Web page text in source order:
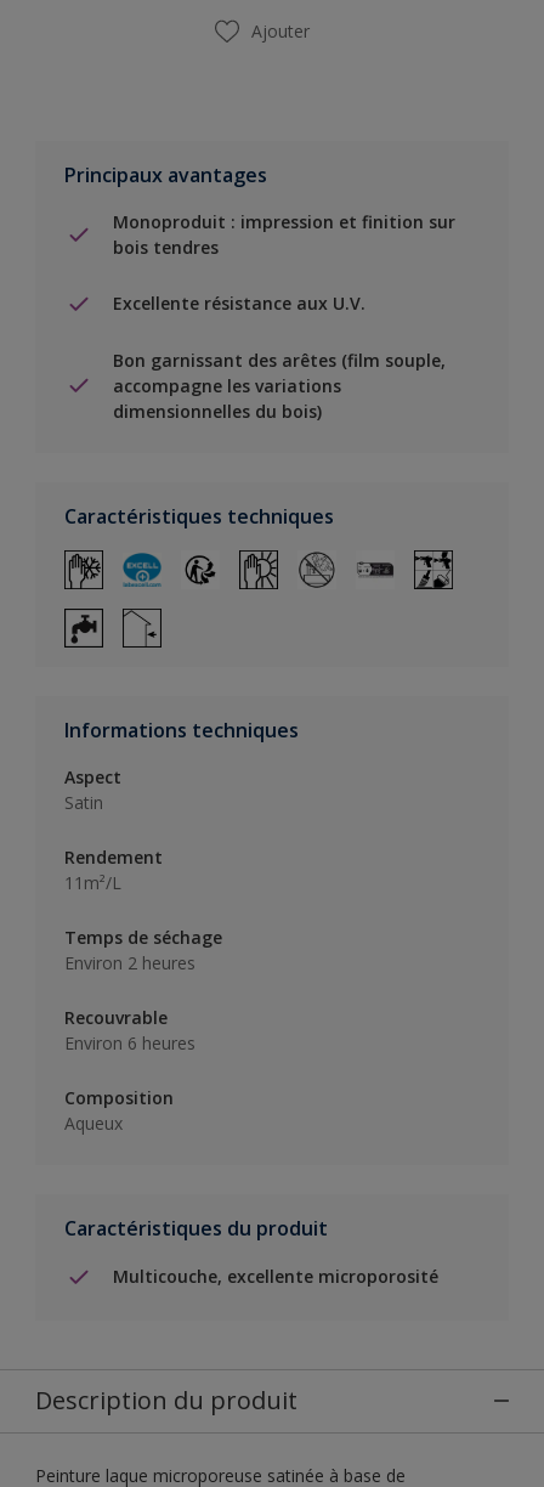
Ajouter
Principaux avantages
Monoproduit : impression et finition sur
bois tendres
Excellente résistance aux U.V.
Bon garnissant des arêtes (film souple,
accompagne les variations
dimensionnelles du bois)
Caractéristiques techniques
Informations techniques
Aspect
Satin
Rendement
11m²/L
Temps de séchage
Environ 2 heures
Recouvrable
Environ 6 heures
Composition
Aqueux
Caractéristiques du produit
Multicouche, excellente microporosité
Description du produit
Peinture laque microporeuse satinée à base de